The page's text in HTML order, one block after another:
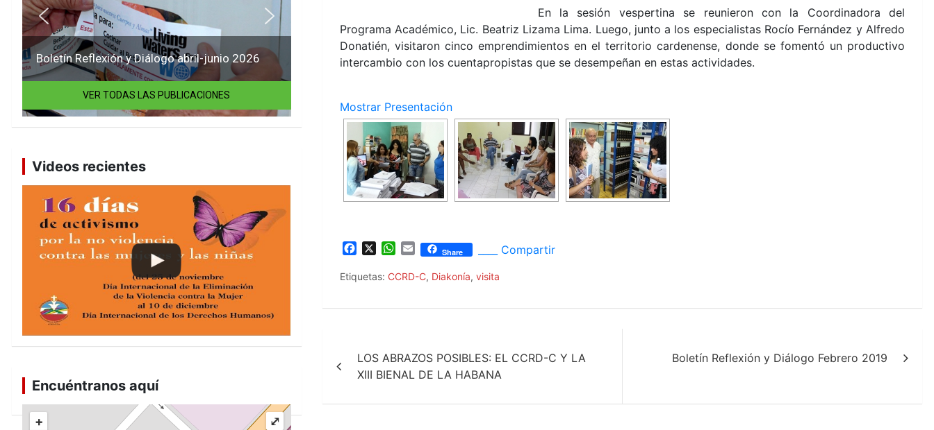
En la sesión vespertina se reunieron con la Coordinadora del
Programa Académico, Lic. Beatriz Lizama Lima. Luego, junto a los especialistas Rocío Fernández y Alfredo
Donatién, visitaron cinco emprendimientos en el territorio cardenense, donde se fomentó un productivo
intercambio con los cuentapropistas que se desempeñan en estas actividades.
Mostrar Presentación
c
W
a
E
a
Share ____ Compartir
Etiquetas: CCRD-C, Diakonía, visita
de
LOS ABRAZOS POSIBLES: EL CCRD-C Y LA
XIII BIENAL DE LA HABANA
Boletín Reflexión y Diálogo Febrero 2019
Boletín Reflexión y Diálogo abril-junio 2026
VER TODAS LAS PUBLICACIONES
Videos recientes
Encuéntranos aquí
+
⤢